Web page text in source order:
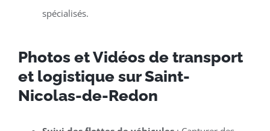
spécialisés.
Photos et Vidéos de transport
et logistique sur Saint-
Nicolas-de-Redon